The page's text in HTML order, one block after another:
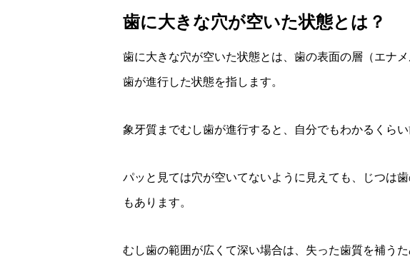
歯に大きな穴が空いた状態とは？
歯に大きな穴が空いた状態とは、歯の表面の層（エナ
歯が進行した状態を指します。
象牙質までむし歯が進行すると、自分でもわかるくら
パッと見ては穴が空いてないように見えても、じつは
もあります。
むし歯の範囲が広くて深い場合は、失った歯質を補う